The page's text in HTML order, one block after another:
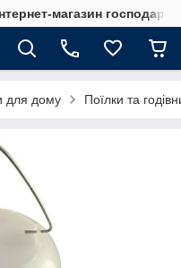
магазин
для дому Поїлки та